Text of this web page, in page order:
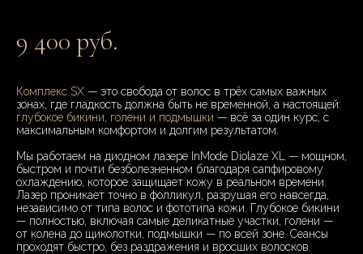
9 400 руб.
Комплекс SX — это свобода от волос в трёх самых важных
зонах, где гладкость должна быть не временной, а настоящей:
глубокое бикини, голени и подмышки — всё за один курс, с
максимальным комфортом и долгим результатом.
Мы работаем на диодном лазере InMode Diolaze XL — мощном,
быстром и почти безболезненном благодаря сапфировому
охлаждению, которое защищает кожу в реальном времени.
Лазер проникает точно в фолликул, разрушая его навсегда,
независимо от типа волос и фототипа кожи. Глубокое бикини
— полностью, включая самые деликатные участки, голени —
от колена до щиколотки, подмышки — по всей зоне. Сеансы
проходят быстро, без раздражения и вросших волосков.